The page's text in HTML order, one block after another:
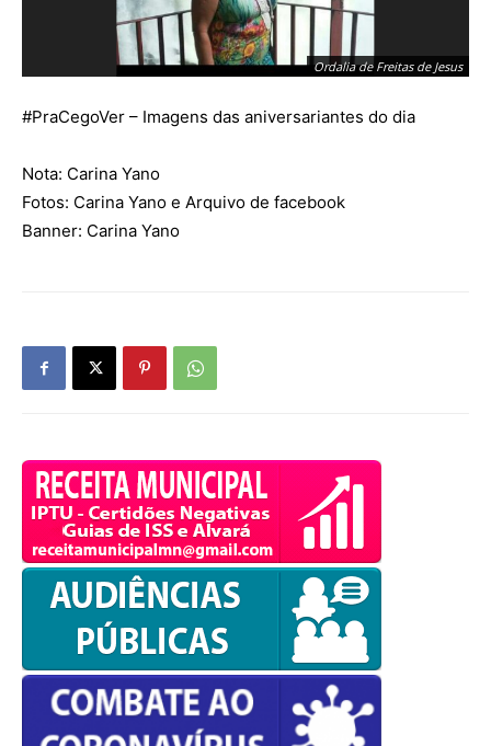
Ordalia de Freitas de Jesus
#PraCegoVer – Imagens das aniversariantes do dia
Nota: Carina Yano
Fotos: Carina Yano e Arquivo de facebook
Banner: Carina Yano